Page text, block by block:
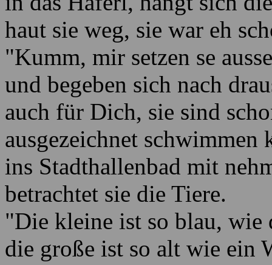
haut sie weg, sie war eh
"Kumm, mir setzen se
und begeben sich nach
auch für Dich, sie sind
ausgezeichnet
ins Stadthallenbad mit
betrachtet sie die Tiere.
"Die kleine ist so blau, wie
die große ist so alt wie ein